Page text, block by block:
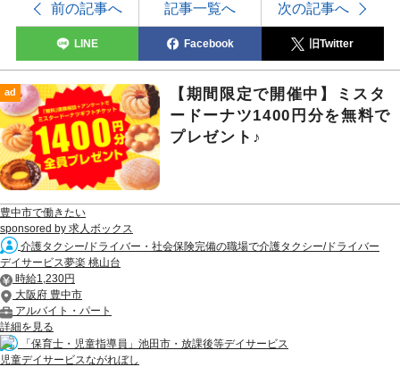
前の記事へ 記事一覧へ 次の記事へ
LINE Facebook 旧Twitter
ad
【期間限定で開催中】ミスタ
ードーナツ1400円分を無料で
プレゼント♪
豊中市で働きたい
sponsored by 求人ボックス
介護タクシー/ドライバー・社会保険完備の職場で介護タクシー/ドライバー
デイサービス夢楽 桃山台
時給1,230円
大阪府 豊中市
アルバイト・パート
詳細を見る
「保育士・児童指導員」池田市・放課後等デイサービス
児童デイサービスながれぼし